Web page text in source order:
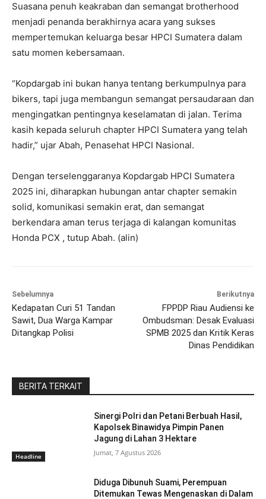
Suasana penuh keakraban dan semangat brotherhood
menjadi penanda berakhirnya acara yang sukses
mempertemukan keluarga besar HPCI Sumatera dalam
satu momen kebersamaan.
“Kopdargab ini bukan hanya tentang berkumpulnya para
bikers, tapi juga membangun semangat persaudaraan dan
mengingatkan pentingnya keselamatan di jalan. Terima
kasih kepada seluruh chapter HPCI Sumatera yang telah
hadir,” ujar Abah, Penasehat HPCI Nasional.
Dengan terselenggaranya Kopdargab HPCI Sumatera
2025 ini, diharapkan hubungan antar chapter semakin
solid, komunikasi semakin erat, dan semangat
berkendara aman terus terjaga di kalangan komunitas
Honda PCX , tutup Abah. (alin)
Sebelumnya
Kedapatan Curi 51 Tandan
Sawit, Dua Warga Kampar
Ditangkap Polisi
Berikutnya
FPPDP Riau Audiensi ke
Ombudsman: Desak Evaluasi
SPMB 2025 dan Kritik Keras
Dinas Pendidikan
BERITA TERKAIT
Headline
Sinergi Polri dan Petani Berbuah Hasil,
Kapolsek Binawidya Pimpin Panen
Jagung di Lahan 3 Hektare
Jumat, 7 Agustus 2026
Diduga Dibunuh Suami, Perempuan
Ditemukan Tewas Mengenaskan di Dalam